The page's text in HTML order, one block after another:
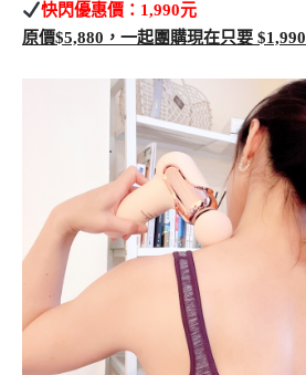
快閃優惠價：1,990元
原價$5,880，一起團購現在只要 $1,990